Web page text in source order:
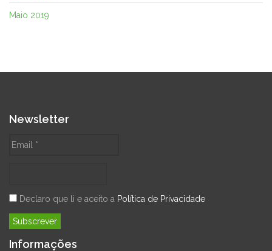
Maio 2019
Newsletter
Declaro que li e aceito a Política de Privacidade
Informações